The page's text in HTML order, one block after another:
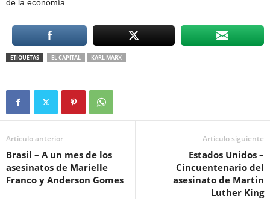
de la economía.
ETIQUETAS EL CAPITAL KARL MARX
Artículo anterior
Brasil – A un mes de los
asesinatos de Marielle
Franco y Anderson Gomes
Artículo siguiente
Estados Unidos –
Cincuentenario del
asesinato de Martin
Luther King